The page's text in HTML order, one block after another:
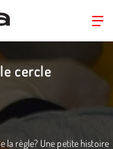
cercle
la règle? Une petite histoire